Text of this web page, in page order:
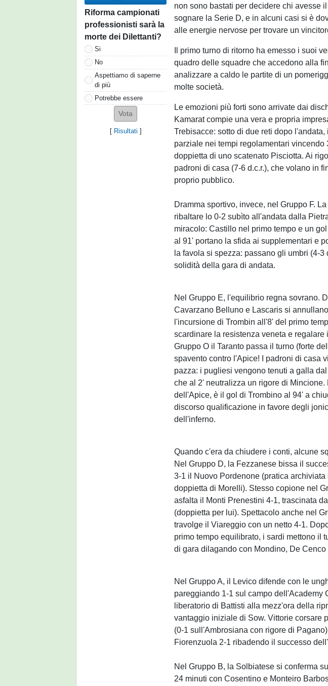
Riforma campionati
professionisti sarà la
morte dei Dilettanti?
Si
No
Aspettiamo di saperne
di più
Potrebbe essere
[ Risultati ]
non sono bastati per decidere chi avesse
sognare la Serie D, e in alcuni casi si è
alle energie nervose per trovare un
Il primo turno di ritorno ha emesso i suoi
quadro delle squadre che accedono alla
analizzare a caldo le partite di un
molte società.
Le emozioni più forti sono arrivate dai
Kamarat compie una vera e propria
Trebisacce: sotto di due reti dopo l'andata,
parziale nei tempi regolamentari vincendo
doppietta di uno scatenato Pisciotta. Ai
padroni di casa (7-6 d.c.r.), che volano in
proprio pubblico.
Dramma sportivo, invece, nel Gruppo F.
ribaltare lo 0-2 subìto all'andata dalla
miracolo: Castillo nel primo tempo e un
al 91' portano la sfida ai supplementari e
la favola si spezza: passano gli umbri (4-3
solidità della gara di andata.
Nel Gruppo E, l'equilibrio regna sovrano.
Cavarzano Belluno e Lascaris si
l'incursione di Trombin all'8' del primo
scardinare la resistenza veneta e regalare
Gruppo O il Taranto passa il turno (forte
spavento contro l'Apice! I padroni di casa
pazza: i pugliesi vengono tenuti a galla
che al 2' neutralizza un rigore di Mincione.
dell'Apice, è il gol di Trombino al 94' a
discorso qualificazione in favore degli
dell'inferno.
Quando c'era da chiudere i conti, alcune
Nel Gruppo D, la Fezzanese bissa il
3-1 il Nuovo Pordenone (pratica
doppietta di Morelli). Stesso copione nel
asfalta il Monti Prenestini 4-1, trascinata
(doppietta per lui). Spettacolo anche nel
travolge il Viareggio con un netto 4-1.
primo tempo equilibrato, i sardi mettono il
di gara dilagando con Mondino, De
Nel Gruppo A, il Levico difende con le
pareggiando 1-1 sul campo dell'Academy
liberatorio di Battisti alla mezz'ora della
vantaggio iniziale di Sow. Vittorie corsare
(0-1 sull'Ambrosiana con rigore di
Fiorenzuola 2-1 ribadendo il successo
Nel Gruppo B, la Solbiatese si conferma
24 minuti con Cosentino e Monteiro